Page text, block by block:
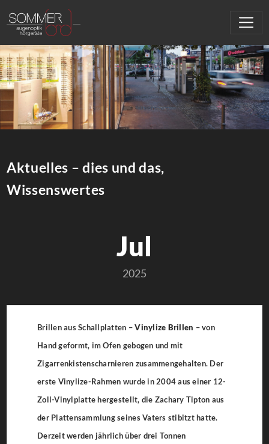
Aktuelles – dies und das,
Wissenswertes
Jul
2025
Brillen aus Schallplatten –Vinylize Brillen – von
Hand geformt, im Ofen gebogen und mit
Zigarrenkistenscharnieren zusammengehalten. Der
erste Vinylize-Rahmen wurde in 2004 aus einer 12-
Zoll-Vinylplatte hergestellt, die Zachary Tipton aus
der Plattensammlung seines Vaters stibitzt hatte.
Derzeit werden jährlich über drei Tonnen